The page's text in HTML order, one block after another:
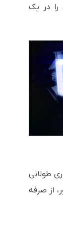
را در یک
طولانی
از صرفه